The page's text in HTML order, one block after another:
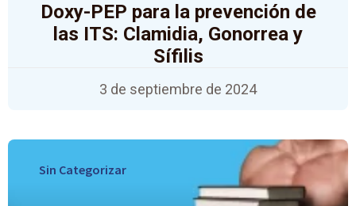
Doxy-PEP para la prevención de
las ITS: Clamidia, Gonorrea y
Sífilis
3 de septiembre de 2024
Sin Categorizar